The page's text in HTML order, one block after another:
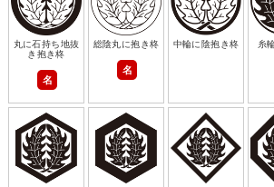
丸に石持ち地抜
き抱き柊
名
総陰丸に抱き柊
名
中輪に陰抱き柊 糸